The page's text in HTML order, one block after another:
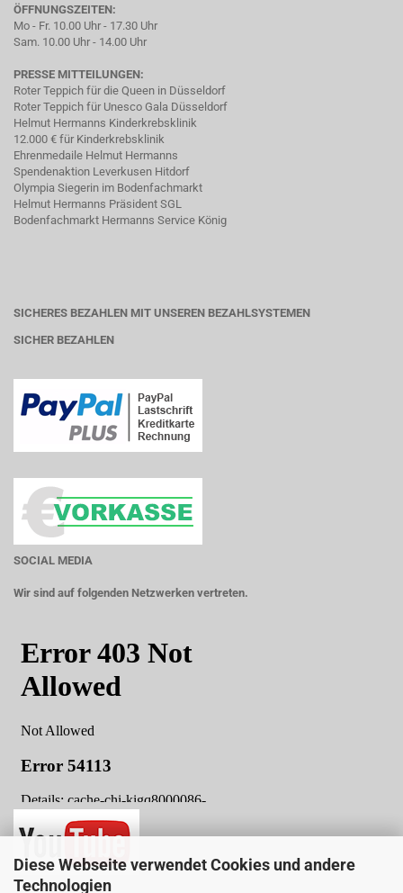
Diese Webseite verwendet Cookies und andere
Technologien
ÖFFNUNGSZEITEN:
Mo - Fr. 10.00 Uhr - 17.30 Uhr
Sam. 10.00 Uhr - 14.00 Uhr
PRESSE MITTEILUNGEN:
Roter Teppich für die Queen in Düsseldorf
Roter Teppich für Unesco Gala Düsseldorf
Helmut Hermanns Kinderkrebsklinik
12.000 € für Kinderkrebsklinik
Ehrenmedaile Helmut Hermanns
Spendenaktion Leverkusen Hitdorf
Olympia Siegerin im Bodenfachmarkt
Helmut Hermanns Präsident SGL
Bodenfachmarkt Hermanns Service König
SICHERES BEZAHLEN MIT UNSEREN BEZAHLSYSTEMEN
SICHER BEZAHLEN
SOCIAL MEDIA
Wir sind auf folgenden Netzwerken vertreten.